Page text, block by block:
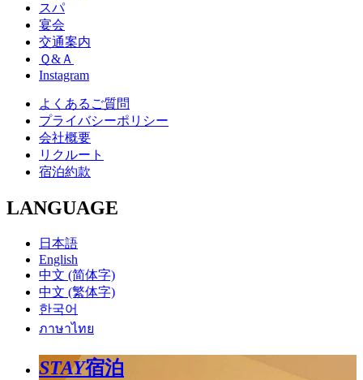
スパ
宴会
交通案内
Ｑ&Ａ
Instagram
よくあるご質問
プライバシーポリシー
会社概要
リクルート
宿泊約款
LANGUAGE
日本語
English
中文 (简体字)
中文 (繁体字)
한국어
ภาษาไทย
STAY宿泊